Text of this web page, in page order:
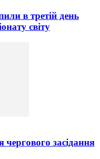
в третій день
світу
чергового засідання